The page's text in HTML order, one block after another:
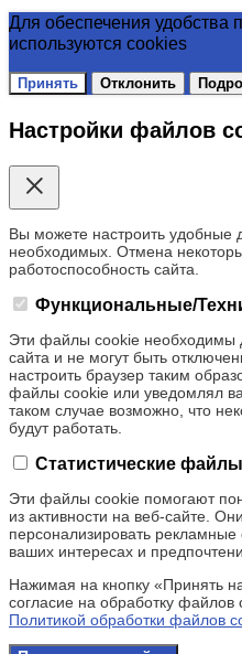
Для обеспечения удобства
используются cookies
Принять Отклонить
Настройки файлов
Вы можете настроить
необходимых. Отмена
работоспособность сайта.
Функциональные/
Эти файлы cookie необходимы
сайта и не могут быть
настроить браузер таким
файлы cookie или уведомлял
таком случае возможно, что
будут работать.
Статистические
Эти файлы cookie помогают
из активности на веб-сайте.
персонализировать
ваших интересах и
Нажимая на кнопку «Принять
согласие на обработку файлов
Политикой обработки файлов